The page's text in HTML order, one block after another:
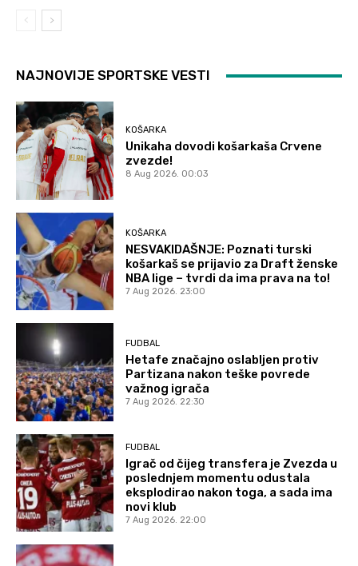
NAJNOVIJE SPORTSKE VESTI
KOŠARKA
Unikaha dovodi košarkaša Crvene
zvezde!
8 Aug 2026. 00:03
KOŠARKA
NESVAKIDAŠNJE: Poznati turski
košarkaš se prijavio za Draft ženske
NBA lige – tvrdi da ima prava na to!
7 Aug 2026. 23:00
FUDBAL
Hetafe značajno oslabljen protiv
Partizana nakon teške povrede
važnog igrača
7 Aug 2026. 22:30
FUDBAL
Igrač od čijeg transfera je Zvezda u
poslednjem momentu odustala
eksplodirao nakon toga, a sada ima
novi klub
7 Aug 2026. 22:00